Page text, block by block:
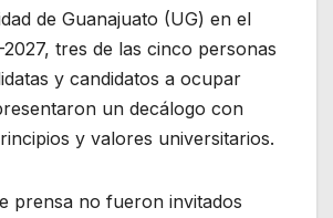
de Guanajuato (UG) en el
tres de las cinco personas
y candidatos a ocupar
un decálogo con
y valores universitarios.
prensa no fueron invitados